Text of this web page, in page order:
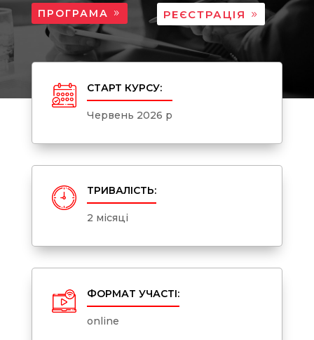
ПРОГРАМА РЕЄСТРАЦІЯ
СТАРТ КУРСУ:
Червень 2026 р
ТРИВАЛІСТЬ:
2 місяці
ФОРМАТ УЧАСТІ:
online